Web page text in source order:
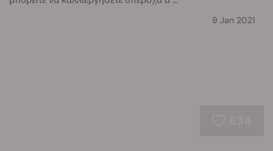
9 Jan 2021